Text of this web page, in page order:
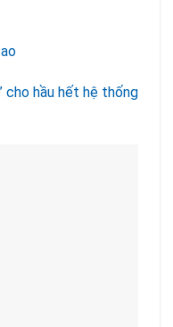
cho hầu hết hệ thống